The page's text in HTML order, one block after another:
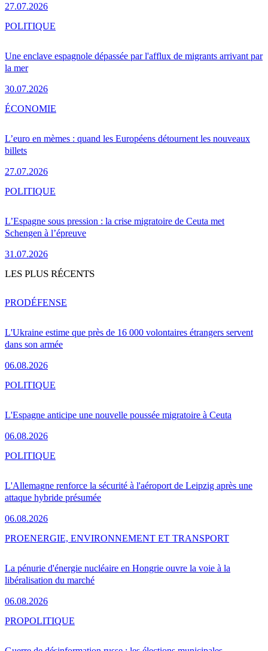
27.07.2026
Une enclave espagnole dépassée par l'afflux de migrants arrivant par
la mer
30.07.2026
POLITIQUE
L’euro en mèmes : quand les Européens détournent les nouveaux
billets
27.07.2026
ÉCONOMIE
L’Espagne sous pression : la crise migratoire de Ceuta met
Schengen à l’épreuve
31.07.2026
POLITIQUE
LES PLUS RÉCENTS
L'Ukraine estime que près de 16 000 volontaires étrangers servent
dans son armée
06.08.2026
PRODÉFENSE
L'Espagne anticipe une nouvelle poussée migratoire à Ceuta
06.08.2026
POLITIQUE
L'Allemagne renforce la sécurité à l'aéroport de Leipzig après une
attaque hybride présumée
06.08.2026
POLITIQUE
La pénurie d'énergie nucléaire en Hongrie ouvre la voie à la
libéralisation du marché
06.08.2026
PROENERGIE, ENVIRONNEMENT ET TRANSPORT
PROPOLITIQUE